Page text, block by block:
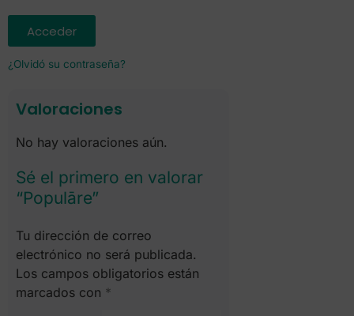
Acceder
¿Olvidó su contraseña?
Valoraciones
No hay valoraciones aún.
Sé el primero en valorar
“Populāre”
Tu dirección de correo
electrónico no será publicada.
Los campos obligatorios están
marcados con *